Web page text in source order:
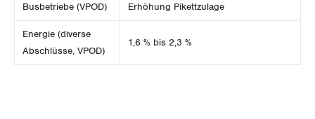
Busbetriebe (VPOD)
Erhöhung Pikettzulage
Energie (diverse
Abschlüsse, VPOD)
1,6 % bis 2,3 %